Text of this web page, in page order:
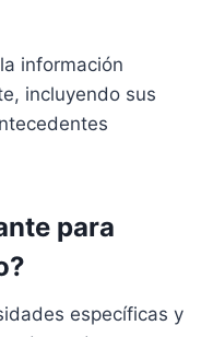
información
incluyendo sus
para
específicas y